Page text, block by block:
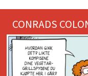
CONRADS